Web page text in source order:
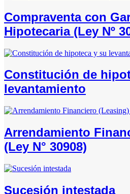
Compraventa con
Hipotecaria (Ley Nº
Constitución de
levantamiento
Arrendamiento
(Ley N° 30908)
Sucesión intestada